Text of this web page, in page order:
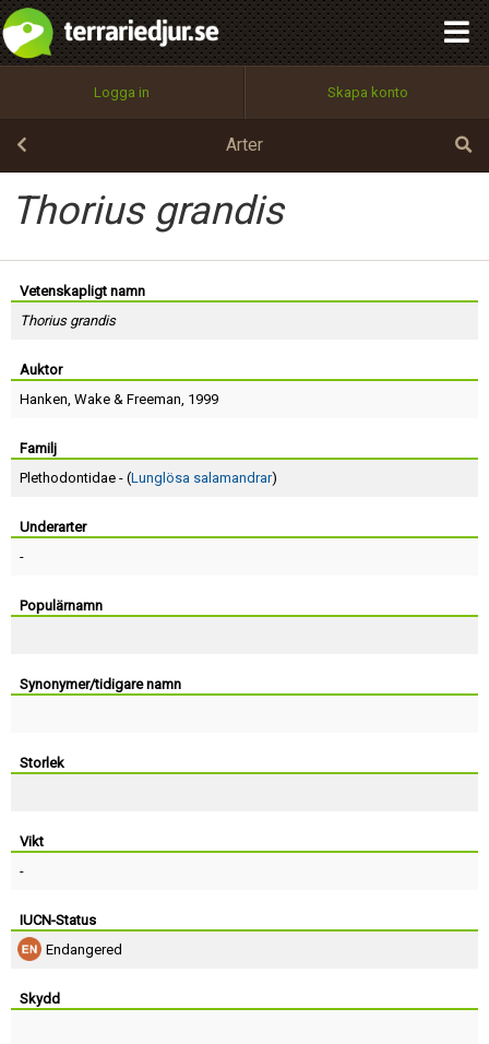
Logga in Skapa konto
Arter
Thorius grandis
Vetenskapligt namn
Thorius grandis
Auktor
Hanken, Wake & Freeman, 1999
Familj
Plethodontidae - (Lunglösa salamandrar)
Underarter
-
Populärnamn
Synonymer/tidigare namn
Storlek
Vikt
-
IUCN-Status
Endangered
Skydd
Utför
100%
OK
integritetspolicy
Namn:
Epost:
Lösenord:
Terms of Service
Skapa konto
Begär nytt lösenord
Tillbaka till förstasidan